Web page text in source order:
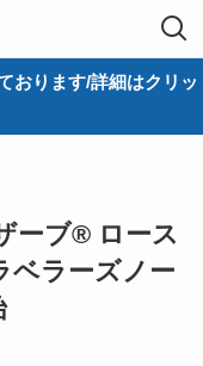
おります/詳細はクリッ
ーブ® ロース
ベラーズノー